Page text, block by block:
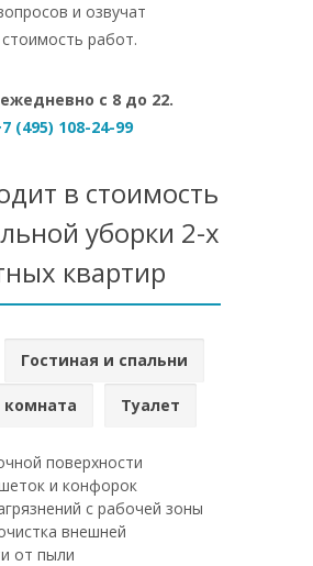
и озвучат
работ.
с 8 до 22.
(495) 108-24-99
в стоимость
уборки 2-х
квартир
Гостиная и спальни
комната Туалет
поверхности
и конфорок
с рабочей зоны
внешней
от пыли